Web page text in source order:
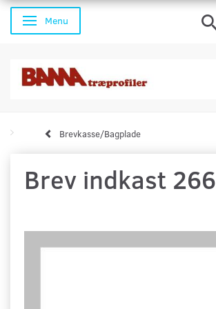
Skifte navigation
Menu
Brevkasse/Bagplade
Brev indkast 266